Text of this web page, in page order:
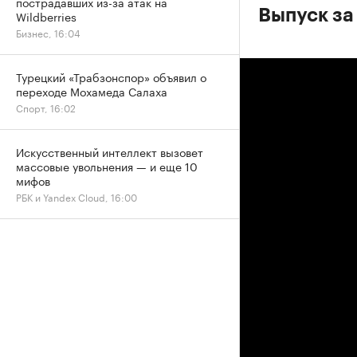
Выпуск
Wildberries
Бизнес, 16:04
Турецкий «Трабзонспор» объявил о
переходе Мохамеда Салаха
Спорт, 16:02
Искусственный интеллект вызовет
массовые увольнения — и еще 10
мифов
РБК и Yandex Cloud, 16:00